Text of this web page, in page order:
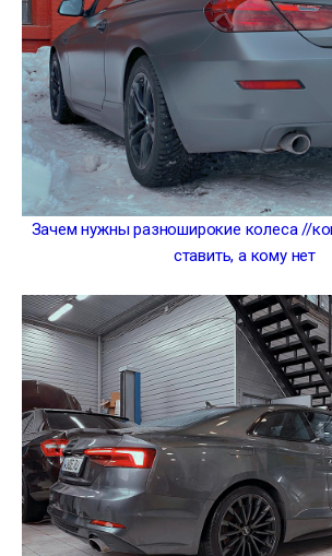
Зачем нужны разноширокие колеса //
ставить, а кому нет